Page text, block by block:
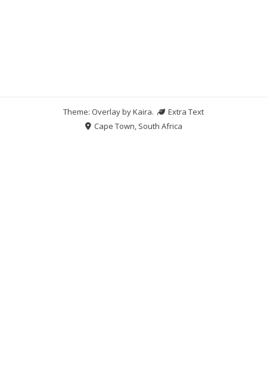
Theme: Overlay byKaira.
Extra Text
Cape Town, South Africa